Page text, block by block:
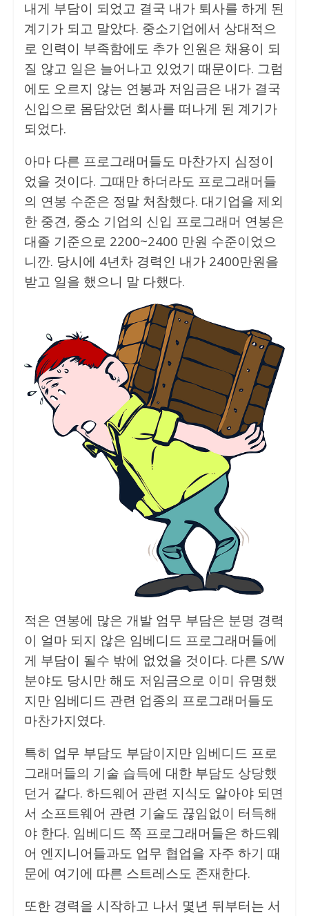
내게 부담이 되었고 결국 내가 퇴사를 하게 된
계기가 되고 말았다. 중소기업에서 상대적으
로 인력이 부족함에도 추가 인원은 채용이 되
질 않고 일은 늘어나고 있었기 때문이다. 그럼
에도 오르지 않는 연봉과 저임금은 내가 결국
신입으로 몸담았던 회사를 떠나게 된 계기가
되었다.
아마 다른 프로그래머들도 마찬가지 심정이
었을 것이다. 그때만 하더라도 프로그래머들
의 연봉 수준은 정말 처참했다. 대기업을 제외
한 중견, 중소 기업의 신입 프로그래머 연봉은
대졸 기준으로 2200~2400 만원 수준이었으
니깐. 당시에 4년차 경력인 내가 2400만원을
받고 일을 했으니 말 다했다.
적은 연봉에 많은 개발 엄무 부담은 분명 경력
이 얼마 되지 않은 임베디드 프로그래머들에
게 부담이 될수 밖에 없었을 것이다. 다른 S/W
분야도 당시만 해도 저임금으로 이미 유명했
지만 임베디드 관련 업종의 프로그래머들도
마찬가지였다.
특히 업무 부담도 부담이지만 임베디드 프로
그래머들의 기술 습득에 대한 부담도 상당했
던거 같다. 하드웨어 관련 지식도 알아야 되면
서 소프트웨어 관련 기술도 끊임없이 터득해
야 한다. 임베디드 쪽 프로그래머들은 하드웨
어 엔지니어들과도 업무 협업을 자주 하기 때
문에 여기에 따른 스트레스도 존재한다.
또한 경력을 시작하고 나서 몇년 뒤부터는 서